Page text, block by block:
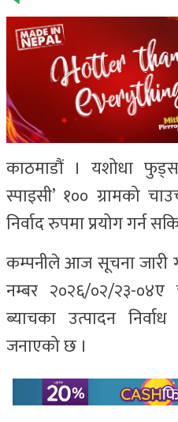
काठमाडौं । यशोधा
स्पाइसी’ १०० ग्रामको
निर्वाद रुपमा प्रयोग गर्न
कम्पनीले आज सूचना जारी
नम्बर २०२६/०२/२३-
ब्याचका उत्पादन
जनाएको छ ।